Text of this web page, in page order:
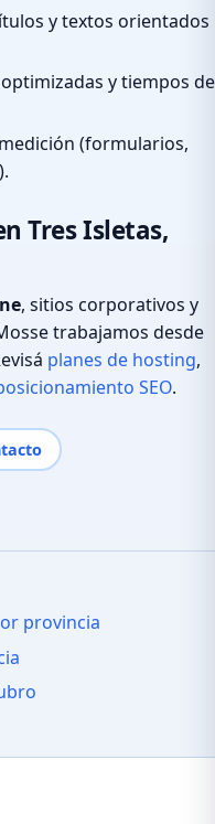
y textos orientados
y tiempos de
(formularios,
Tres Isletas,
, sitios corporativos y
trabajamos desde
planes de hosting,
SEO.
provincia